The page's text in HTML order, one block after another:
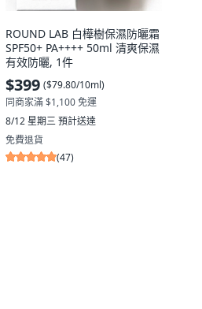
ROUND LAB 白樺樹保濕防曬霜
SPF50+ PA++++ 50ml 清爽保濕
有效防曬, 1件
$399 ($79.80/10ml)
同商家滿 $1,100 免運
8/12 星期三預計送達
免費退貨
(47)